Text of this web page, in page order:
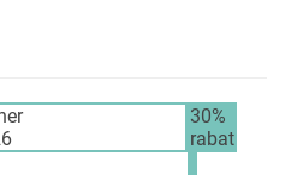
30%
rabat